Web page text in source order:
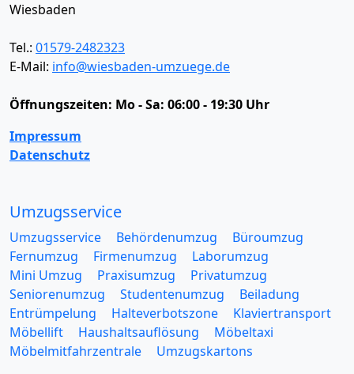
Wiesbaden
Tel.: 01579-2482323
E-Mail: info@wiesbaden-umzuege.de
Öffnungszeiten: Mo - Sa: 06:00 - 19:30 Uhr
Impressum
Datenschutz
Umzugsservice
Umzugsservice Behördenumzug
Büroumzug
Fernumzug
Firmenumzug
Laborumzug
Mini Umzug
Praxisumzug
Privatumzug
Seniorenumzug
Studentenumzug
Beiladung
Entrümpelung
Halteverbotszone
Klaviertransport
Möbellift
Haushaltsauflösung
Möbeltaxi
Möbelmitfahrzentrale
Umzugskartons